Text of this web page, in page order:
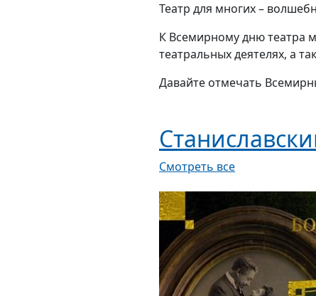
Театр для многих –
К Всемирному дню театра
театральных деятелях, а
Давайте отмечать
Смотреть все